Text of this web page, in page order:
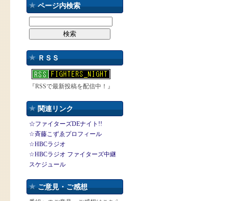
ページ内検索
ＲＳＳ
『RSSで最新投稿を配信中！』
関連リンク
☆ファイターズDEナイト!!
☆斉藤こずゑプロフィール
☆HBCラジオ
☆HBCラジオ ファイターズ中継
スケジュール
ご意見・ご感想